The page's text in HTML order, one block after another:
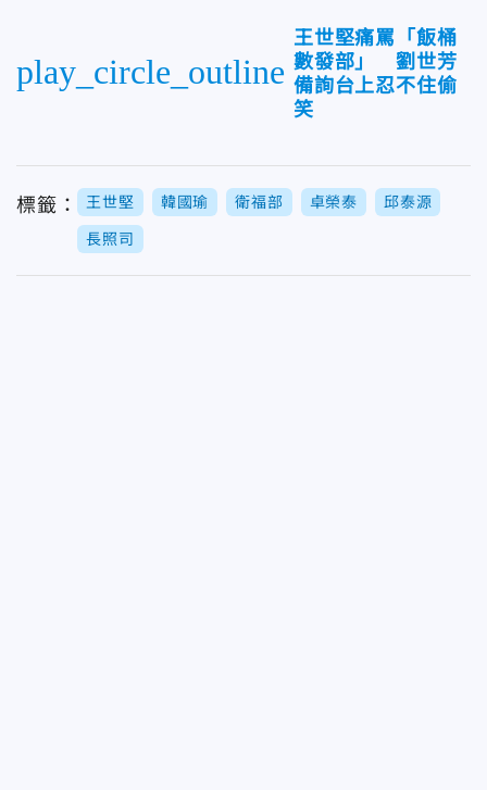
play_circle_outline
王世堅痛罵「飯桶
數發部」 劉世芳
備詢台上忍不住偷
笑
標籤： 王世堅 韓國瑜 衛福部 卓榮泰 邱泰源
長照司